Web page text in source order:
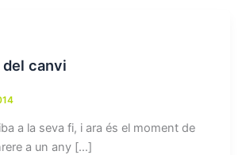
canvi
a la seva fi, i ara és el moment de
a un any […]